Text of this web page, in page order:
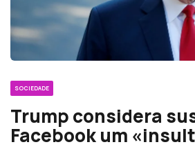
SOCIEDADE
Trump considera
Facebook um